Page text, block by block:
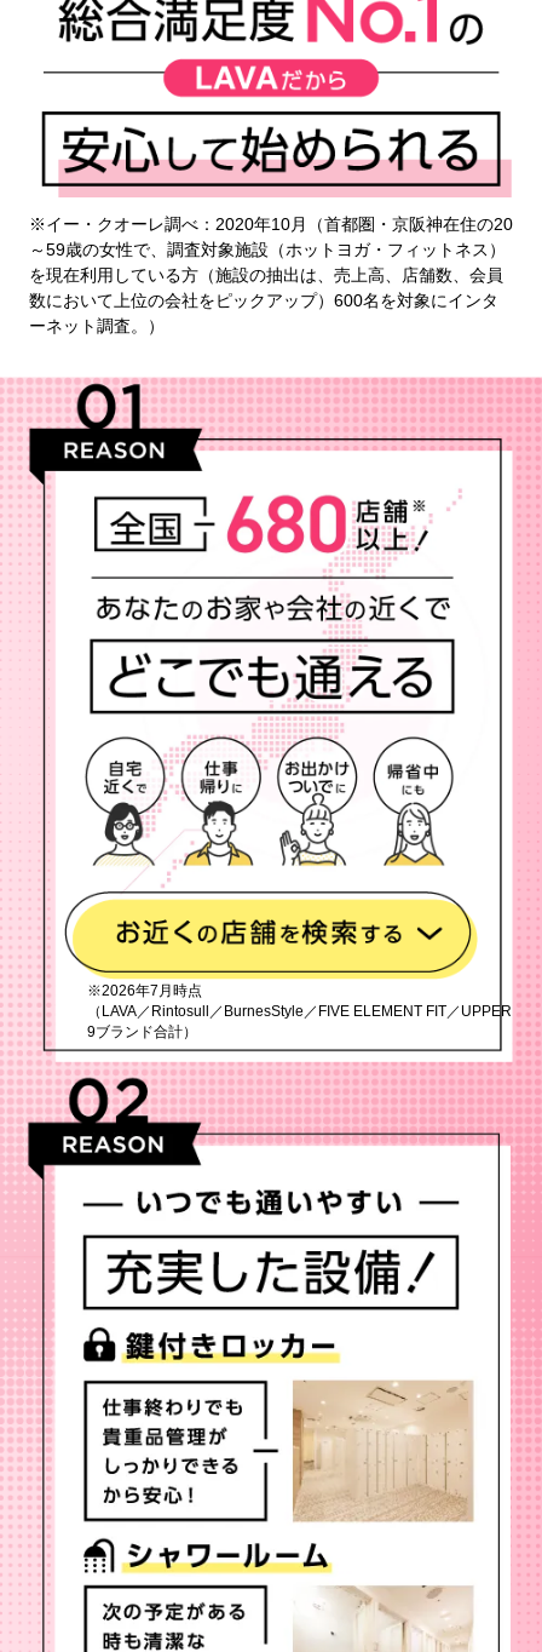
※イー・クオーレ調べ：2020年10月（首都圏・京阪神在住の20
～59歳の女性で、調査対象施設（ホットヨガ・フィットネス）
を現在利用している方（施設の抽出は、売上高、店舗数、会員
数において上位の会社をピックアップ）600名を対象にインタ
ーネット調査。）
※2026年7月時点
（LAVA／Rintosull／BurnesStyle／FIVE ELEMENT FIT／UPPER
9ブランド合計）